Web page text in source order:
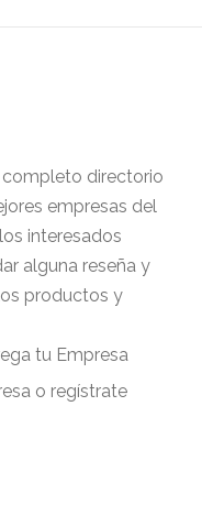
completo directorio
empresas del
interesados
alguna reseña y
productos y
tu Empresa
o regístrate